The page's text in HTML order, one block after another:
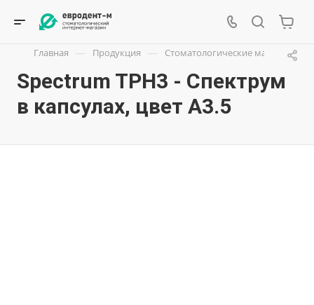
Главная — Продукция — Стоматологические материалы
Spectrum TPH3 - Спектрум
в капсулах, цвет А3.5